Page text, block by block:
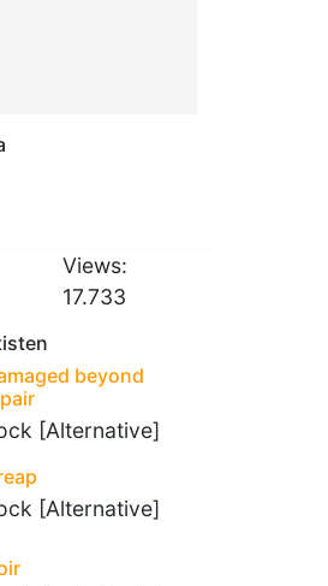
Views:
17.733
beyond
[Alternative]
[Alternative]